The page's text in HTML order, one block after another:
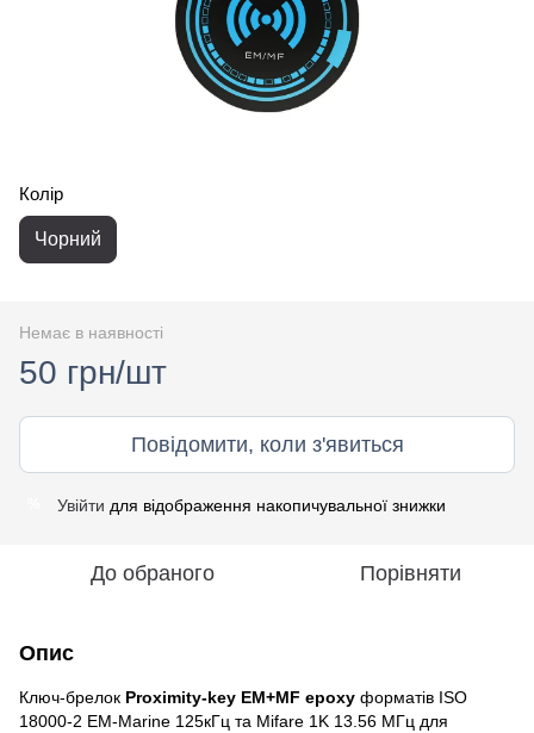
Колір
Чорний
Немає в наявності
50 грн/шт
Повідомити, коли з'явиться
Увійти для відображення накопичувальної знижки
До обраного Порівняти
Опис
Ключ-брелок Proximity-key EM+MF epoxy форматів ISO
18000-2 EM-Marine 125кГц та Mifare 1K 13.56 МГц для